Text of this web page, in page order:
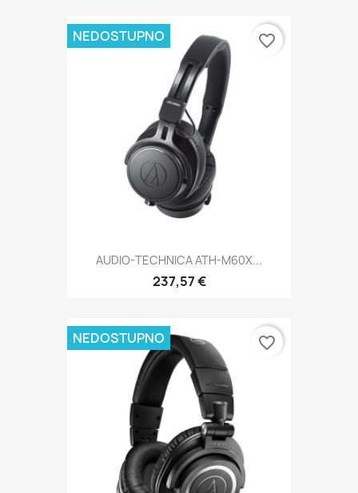
AUDIO-TECHNICA ATH-M60X...
237,57 €
NEDOSTUPNO favorite_border
NEDOSTUPNO favorite_border